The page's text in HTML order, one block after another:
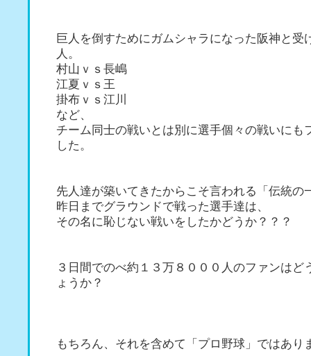
巨人を倒すためにガムシャラになった阪神と受
人。
村山ｖｓ長嶋
江夏ｖｓ王
掛布ｖｓ江川
など、
チーム同士の戦いとは別に選手個々の戦いにも
した。
先人達が築いてきたからこそ言われる「伝統の
昨日までグラウンドで戦った選手達は、
その名に恥じない戦いをしたかどうか？？？
３日間でのべ約１３万８０００人のファンはど
ょうか？
もちろん、それを含めて「プロ野球」ではあ